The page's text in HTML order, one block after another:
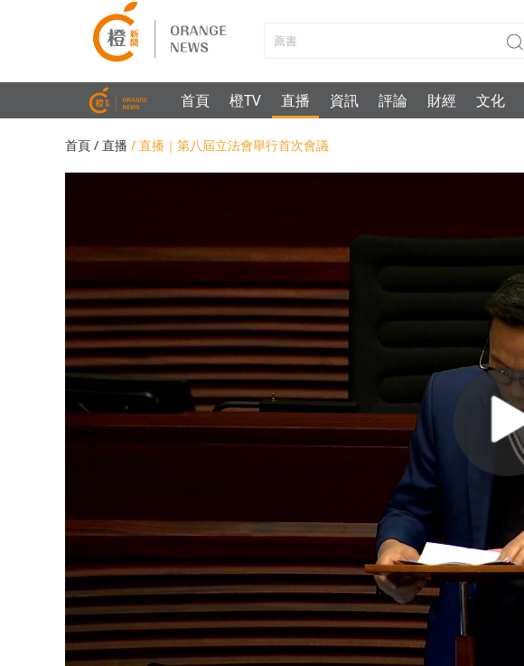
首頁 橙TV 直播 資訊 評論 財經 文化
首頁 / 直播 / 直播｜第八屆立法會舉行首次會議